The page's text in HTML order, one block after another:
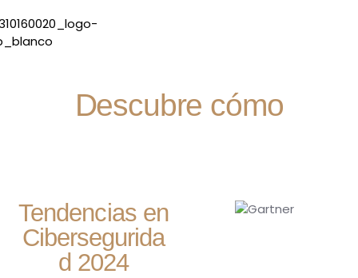
Descubre cómo
Tendencias en
Cibersegurida
d 2024